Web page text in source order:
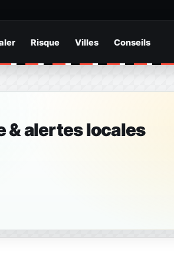
Risque Villes Conseils
alertes locales